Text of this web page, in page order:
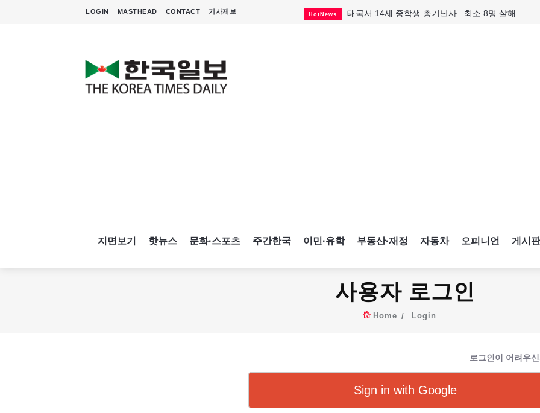
LOGIN MASTHEAD CONTACT 기사제보 HotNews 태국서 14세 중학생 총기난사...최소 8명 살해
지면보기 핫뉴스 문화·스포츠 주간한국 이민·유학 부동산·재정 자동차 오피니언 게시판
사용자 로그인
Home Login
로그인이 어려우
Sign in with Google